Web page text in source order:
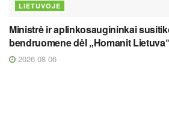
LIETUVOJE
Ministrė ir aplinkosaugininkai
bendruomene dėl „Homanit
2026 08 06